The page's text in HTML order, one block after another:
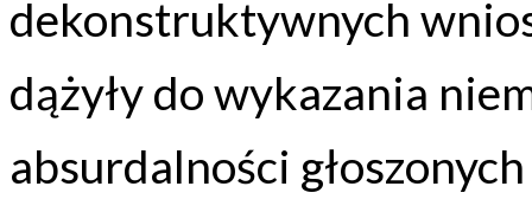
dekonstruktywnych
dążyły do wykazania
absurdalności